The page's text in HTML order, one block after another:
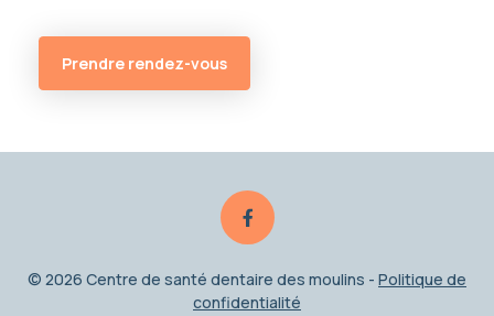
Prendre rendez-vous
© 2026 Centre de santé dentaire des moulins - Politique de
confidentialité